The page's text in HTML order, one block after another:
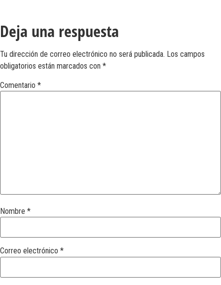
Deja una respuesta
Tu dirección de correo electrónico no será publicada. Los campos
obligatorios están marcados con *
Comentario *
Nombre *
Correo electrónico *